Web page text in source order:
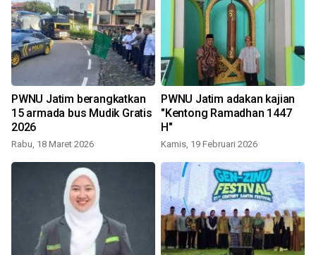
PWNU Jatim berangkatkan
15 armada bus Mudik Gratis
2026
Rabu, 18 Maret 2026
PWNU Jatim adakan kajian
"Kentong Ramadhan 1447
H"
Kamis, 19 Februari 2026